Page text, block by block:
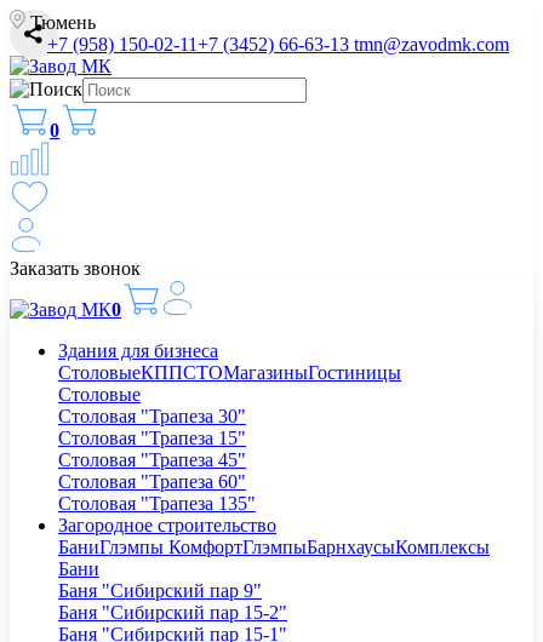
Тюмень
+7 (958) 150-02-11+7 (3452) 66-63-13 tmn@zavodmk.com
0
Заказать звонок
0
Здания для бизнеса
СтоловыеКППСТОМагазиныГостиницы
Столовые
Столовая "Трапеза 30"
Столовая "Трапеза 15"
Столовая "Трапеза 45"
Столовая "Трапеза 60"
Столовая "Трапеза 135"
Загородное строительство
БаниГлэмпы КомфортГлэмпыБарнхаусыКомплексы
Бани
Баня "Сибирский пар 9"
Баня "Сибирский пар 15-2"
Баня "Сибирский пар 15-1"